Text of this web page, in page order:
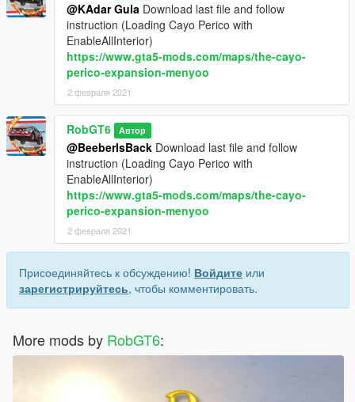
@KAdar Gula Download last file and follow
instruction (Loading Cayo Perico with
EnableAllInterior)
https://www.gta5-mods.com/maps/the-cayo-
perico-expansion-menyoo
2 февраля 2021
RobGT6 Автор
@BeeberIsBack Download last file and follow
instruction (Loading Cayo Perico with
EnableAllInterior)
https://www.gta5-mods.com/maps/the-cayo-
perico-expansion-menyoo
2 февраля 2021
Присоединяйтесь к обсуждению! Войдите или
зарегистрируйтесь, чтобы комментировать.
More mods by RobGT6: